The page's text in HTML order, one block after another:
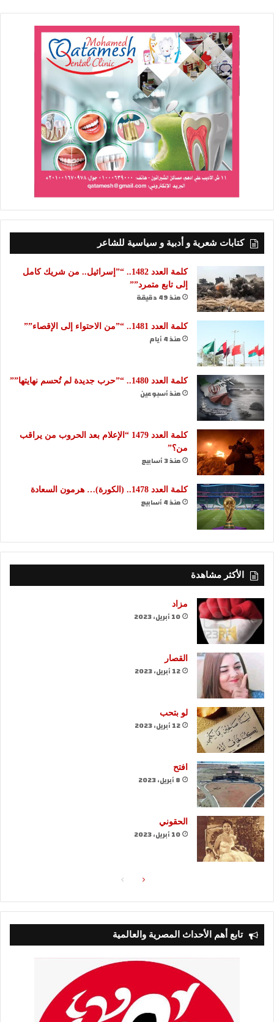
كتابات شعرية و أدبية و سياسية للشاعر
كلمة العدد 1482.. “”إسرائيل.. من شريك كامل
إلى تابع متمرد””
منذ 49 دقيقة
كلمة العدد 1481.. “”من الاحتواء إلى الإقصاء””
منذ 4 أيام
كلمة العدد 1480.. “”حرب جديدة لم تُحسم نهايتها””
منذ أسبوعين
كلمة العدد 1479 “الإعلام بعد الحروب من يراقب
من؟”
منذ 3 أسابيع
كلمة العدد 1478.. (الكورة)… هرمون السعادة
منذ 4 أسابيع
الأكثر مشاهدة
مزاد
10 أبريل، 2023
القصار
12 أبريل، 2023
لو بتحب
12 أبريل، 2023
افتح
8 أبريل، 2023
الحقوني
10 أبريل، 2023
الصفحةالصفحة
تابع أهم الأحداث المصرية والعالمية